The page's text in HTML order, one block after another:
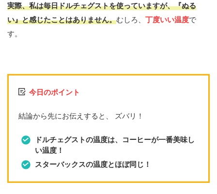
実際、私は毎日ドルチェグストを使っていますが、『ぬる
い』と感じたことはありません。むしろ、 丁度いい温度で
す。
今日のポイント
結論から先にお伝えすると、 ズバリ！
ドルチェグストの温度は、コーヒーが一番美味し
い温度！
スターバックスの温度とほぼ同じ！